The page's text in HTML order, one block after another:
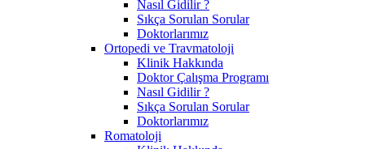
Nasıl Gidilir ?
Sıkça Sorulan Sorular
Doktorlarımız
Ortopedi ve Travmatoloji
Klinik Hakkında
Doktor Çalışma Programı
Nasıl Gidilir ?
Sıkça Sorulan Sorular
Doktorlarımız
Romatoloji